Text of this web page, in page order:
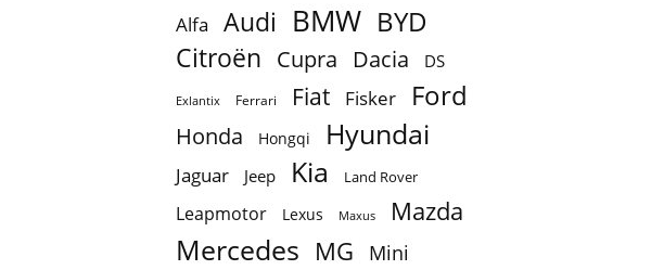
Alfa Audi BMW BYD
Citroën Cupra Dacia DS
Exlantix Ferrari Fiat Fisker Ford
Honda Hongqi Hyundai
Jaguar Jeep Kia Land Rover
Leapmotor Lexus Maxus Mazda
Mercedes MG Mini